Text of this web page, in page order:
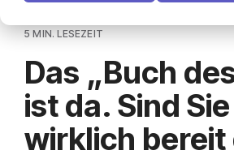
Projektmanagement
Workflow-Automatisierung
Dateiprüfung & -konvertierung (Preflight)
Akzidenzdruckereien
Verlagswesen
Druckvorstufe
Nachhaltigkeit
5 MIN. LESEZEIT
Das „Buch
ist da. Sind Sie
wirklich bereit